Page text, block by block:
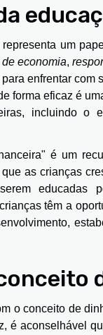
representa um
economia,
enfrentar
forma eficaz é
incluindo o
é um
as crianças
educadas
têm a
o conceito de
é aconselhável